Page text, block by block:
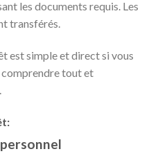
les documents requis. Les
transférés.
est simple et direct si vous
comprendre tout et